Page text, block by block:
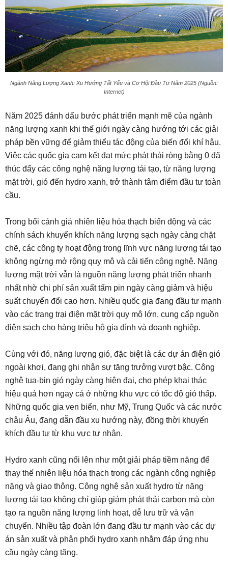
Ngành Năng Lượng Xanh: Xu Hướng Tất Yếu và Cơ Hội Đầu Tư Năm 2025 (Nguồn:
Internet)
Năm 2025 đánh dấu bước phát triển mạnh mẽ của ngành
năng lượng xanh khi thế giới ngày càng hướng tới các giải
pháp bền vững để giảm thiểu tác động của biến đổi khí hậu.
Việc các quốc gia cam kết đạt mức phát thải ròng bằng 0 đã
thúc đẩy các công nghệ năng lượng tái tạo, từ năng lượng
mặt trời, gió đến hydro xanh, trở thành tâm điểm đầu tư toàn
cầu.
Trong bối cảnh giá nhiên liệu hóa thạch biến động và các
chính sách khuyến khích năng lượng sạch ngày càng chặt
chẽ, các công ty hoạt động trong lĩnh vực năng lượng tái tạo
không ngừng mở rộng quy mô và cải tiến công nghệ. Năng
lượng mặt trời vẫn là nguồn năng lượng phát triển nhanh
nhất nhờ chi phí sản xuất tấm pin ngày càng giảm và hiệu
suất chuyển đổi cao hơn. Nhiều quốc gia đang đầu tư mạnh
vào các trang trại điện mặt trời quy mô lớn, cung cấp nguồn
điện sạch cho hàng triệu hộ gia đình và doanh nghiệp.
Cùng với đó, năng lượng gió, đặc biệt là các dự án điện gió
ngoài khơi, đang ghi nhận sự tăng trưởng vượt bậc. Công
nghệ tua-bin gió ngày càng hiện đại, cho phép khai thác
hiệu quả hơn ngay cả ở những khu vực có tốc độ gió thấp.
Những quốc gia ven biển, như Mỹ, Trung Quốc và các nước
châu Âu, đang dẫn đầu xu hướng này, đồng thời khuyến
khích đầu tư từ khu vực tư nhân.
Hydro xanh cũng nổi lên như một giải pháp tiềm năng để
thay thế nhiên liệu hóa thạch trong các ngành công nghiệp
nặng và giao thông. Công nghệ sản xuất hydro từ năng
lượng tái tạo không chỉ giúp giảm phát thải carbon mà còn
tạo ra nguồn năng lượng linh hoạt, dễ lưu trữ và vận
chuyển. Nhiều tập đoàn lớn đang đầu tư mạnh vào các dự
án sản xuất và phân phối hydro xanh nhằm đáp ứng nhu
cầu ngày càng tăng.